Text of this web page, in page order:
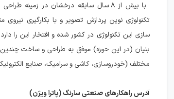
با بیش از ۸ سال سابقه درخشان در زمینه
تکنولوژی نوین پردازش تصویر و با بکارگیری
سازی این تکنولوژی در کشور شده و افتخار این را
بنیان (در این حوزه) موفق به طراحی و ساخت
مختلف (خودروسازی، کاشی و سرامیک، صنایع
آدرس راهکارهای صنعتی سارنگ (پاترا ویژن)